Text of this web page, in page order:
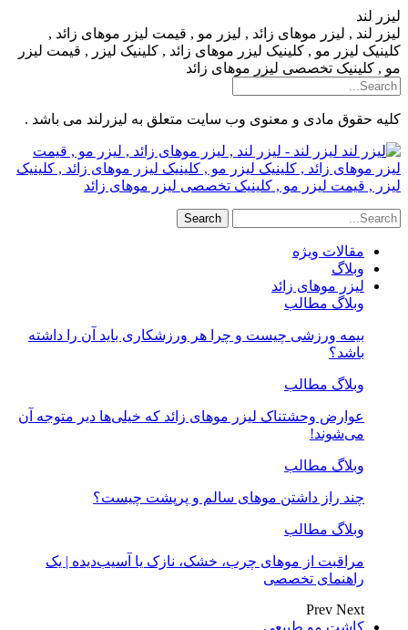
لیزر لند
لیزر لند , لیزر موهای زائد , لیزر مو , قیمت لیزر موهای زائد ,
کلینیک لیزر مو , کلینیک لیزر موهای زائد , کلینیک لیزر , قیمت لیزر
مو , کلینیک تخصصی لیزر موهای زائد
کلیه حقوق مادی و معنوی وب سایت متعلق به لیزرلند می باشد .
لیزر لند - لیزر لند , لیزر موهای زائد , لیزر مو , قیمت
لیزر موهای زائد , کلینیک لیزر مو , کلینیک لیزر موهای زائد , کلینیک
لیزر , قیمت لیزر مو , کلینیک تخصصی لیزر موهای زائد
مقالات ویژه
وبلاگ
لیزر موهای زائد
وبلاگ مطالب
بیمه ورزشی چیست و چرا هر ورزشکاری باید آن را داشته
باشد؟
وبلاگ مطالب
عوارض وحشتناک لیزر موهای زائد که خیلی‌ها دیر متوجه آن
می‌شوند!
وبلاگ مطالب
چند راز داشتن موهای سالم و پرپشت چیست؟
وبلاگ مطالب
مراقبت از موهای چرب، خشک، نازک یا آسیب‌دیده | یک
راهنمای تخصصی
Prev Next
کاشت مو طبیعی